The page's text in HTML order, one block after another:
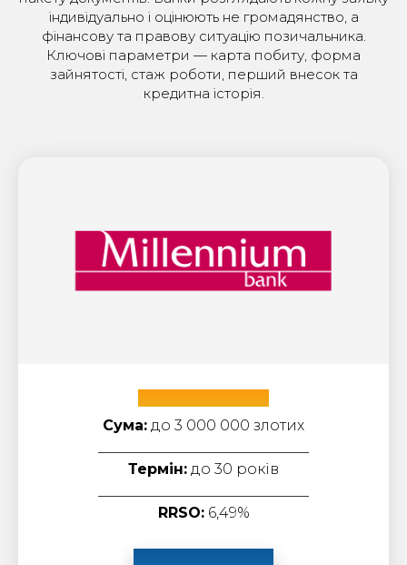
індивідуально і оцінюють не громадянство, а
фінансову та правову ситуацію позичальника.
Ключові параметри — карта побиту, форма
зайнятості, стаж роботи, перший внесок та
кредитна історія.
Сума: до 3 000 000 злотих
Термін: до 30 років
RRSO:6,49%